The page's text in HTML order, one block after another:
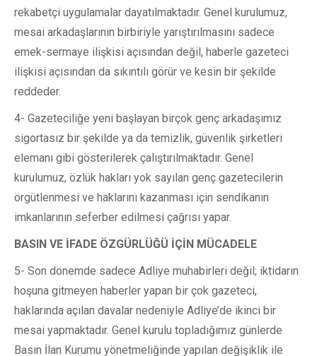
rekabetçi uygulamalar dayatılmaktadır. Genel kurulumuz,
mesai arkadaşlarının birbiriyle yarıştırılmasını sadece
emek-sermaye ilişkisi açısından değil, haberle gazeteci
ilişkisi açısından da sıkıntılı görür ve kesin bir şekilde
reddeder.
4- Gazeteciliğe yeni başlayan birçok genç arkadaşımız
sigortasız bir şekilde ya da temizlik, güvenlik şirketleri
elemanı gibi gösterilerek çalıştırılmaktadır. Genel
kurulumuz, özlük hakları yok sayılan genç gazetecilerin
örgütlenmesi ve haklarını kazanması için sendikanın
imkanlarının seferber edilmesi çağrısı yapar.
BASIN VE İFADE ÖZGÜRLÜĞÜ İÇİN MÜCADELE
5- Son dönemde sadece Adliye muhabirleri değil; iktidarın
hoşuna gitmeyen haberler yapan bir çok gazeteci,
haklarında açılan davalar nedeniyle Adliye’de ikinci bir
mesai yapmaktadır. Genel kurulu topladığımız günlerde
Basın İlan Kurumu yönetmeliğinde yapılan değişiklik ile